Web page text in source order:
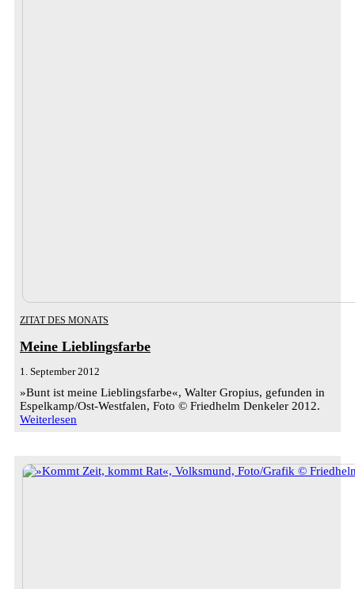
ZITAT DES MONATS
Meine Lieblingsfarbe
1. September 2012
»Bunt ist meine Lieblingsfarbe«, Walter Gropius, gefunden in
Espelkamp/Ost-Westfalen, Foto © Friedhelm Denkeler 2012.
Weiterlesen